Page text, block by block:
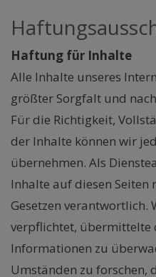
Haftung für Inhalte
Alle Inhalte unseres
größter Sorgfalt und
Für die Richtigkeit,
der Inhalte können wir
übernehmen. Als
Inhalte auf diesen Seiten
Gesetzen verantwortlich.
verpflichtet, übermittelte
Informationen zu
Umständen zu forschen,